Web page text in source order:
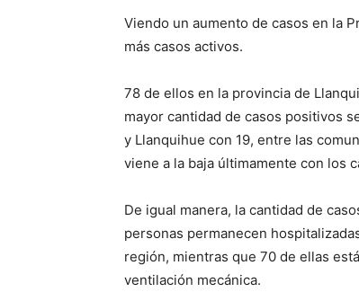
Viendo un aumento de casos en la
más casos activos.
78 de ellos en la provincia de
mayor cantidad de casos positivos
y Llanquihue con 19, entre las
viene a la baja últimamente con los
De igual manera, la cantidad de
personas permanecen
región, mientras que 70 de ellas
ventilación mecánica.